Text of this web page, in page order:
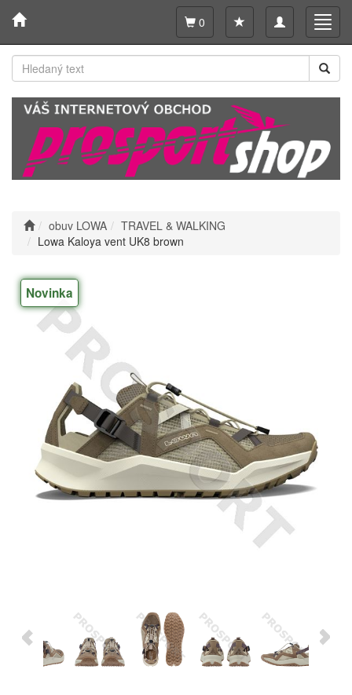
Toggle
navigation
0
obuv LOWA
TRAVEL & WALKING
Lowa Kaloya vent UK8 brown
Novinka